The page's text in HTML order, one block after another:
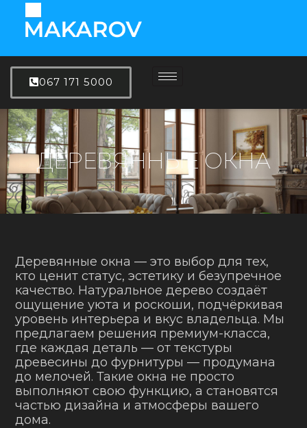
067 171 5000
ДЕРЕВЯННЫЕ ОКНА
Деревянные окна — это выбор для тех,
кто ценит статус, эстетику и безупречное
качество. Натуральное дерево создаёт
ощущение уюта и роскоши, подчёркивая
уровень интерьера и вкус владельца. Мы
предлагаем решения премиум-класса,
где каждая деталь — от текстуры
древесины до фурнитуры — продумана
до мелочей. Такие окна не просто
выполняют свою функцию, а становятся
частью дизайна и атмосферы вашего
дома.